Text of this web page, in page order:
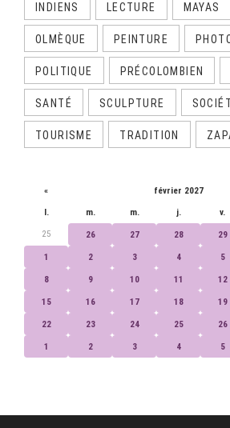
INDIENS LECTURE MAYAS
OLMÈQUE PEINTURE
POLITIQUE PRÉCOLOMBIEN
SANTÉ SCULPTURE
TOURISME TRADITION
« février 2027
l. m. m. j. v.
25 26 27 28 29
1 2 3 4 5
8 9 10 11 12
15 16 17 18 19
22 23 24 25 26
1 2 3 4 5